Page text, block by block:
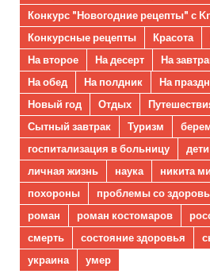
Конкурс "Новогодние рецепты" с
Конкурсные рецепты
Красота
На второе
На десерт На
На обед
На полдник На
Новый год
Отдых
Сытный завтрак
Туризм
госпитализация в больницу
дети
личная жизнь
наука никита
похороны
проблемы со
роман
роман костомаров
смерть
состояние здоровья
украина
умер